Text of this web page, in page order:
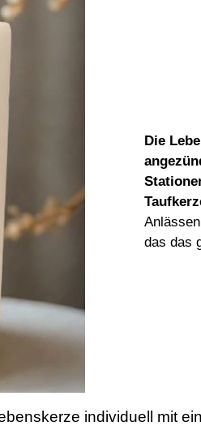
Die
das das
individuell mit